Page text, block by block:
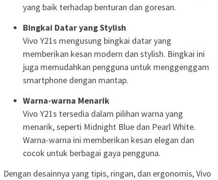
yang baik terhadap benturan dan goresan.
Bingkai Datar yang Stylish
Vivo Y21s mengusung bingkai datar yang
memberikan kesan modern dan stylish. Bingkai ini
juga memudahkan pengguna untuk menggenggam
smartphone dengan mantap.
Warna-warna Menarik
Vivo Y21s tersedia dalam pilihan warna yang
menarik, seperti Midnight Blue dan Pearl White.
Warna-warna ini memberikan kesan elegan dan
cocok untuk berbagai gaya pengguna.
Dengan desainnya yang tipis, ringan, dan ergonomis, Vivo